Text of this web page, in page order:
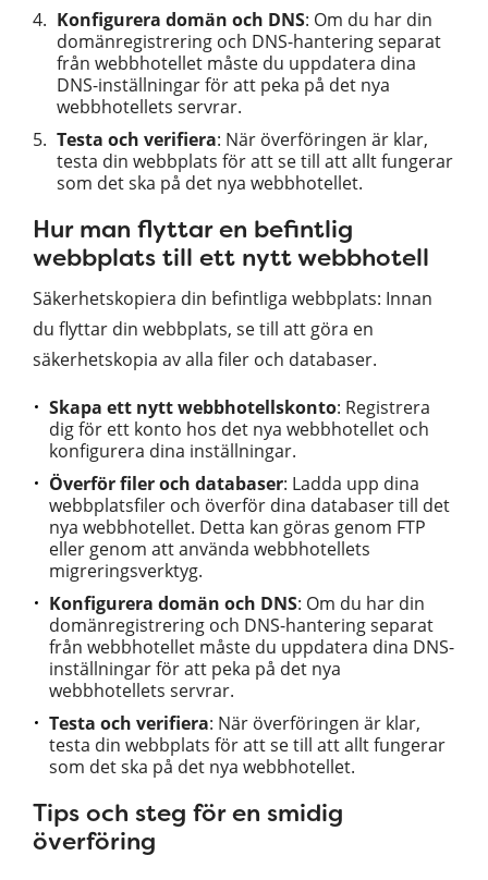
Konfigurera domän och DNS: Om du har din
domänregistrering och DNS-hantering separat
från webbhotellet måste du uppdatera dina
DNS-inställningar för att peka på det nya
webbhotellets servrar.
Testa och verifiera: När överföringen är klar,
testa din webbplats för att se till att allt fungerar
som det ska på det nya webbhotellet.
Hur man flyttar en befintlig
webbplats till ett nytt webbhotell
Säkerhetskopiera din befintliga webbplats: Innan
du flyttar din webbplats, se till att göra en
säkerhetskopia av alla filer och databaser.
Skapa ett nytt webbhotellskonto: Registrera
dig för ett konto hos det nya webbhotellet och
konfigurera dina inställningar.
Överför filer och databaser: Ladda upp dina
webbplatsfiler och överför dina databaser till det
nya webbhotellet. Detta kan göras genom FTP
eller genom att använda webbhotellets
migreringsverktyg.
Konfigurera domän och DNS: Om du har din
domänregistrering och DNS-hantering separat
från webbhotellet måste du uppdatera dina DNS-
inställningar för att peka på det nya
webbhotellets servrar.
Testa och verifiera: När överföringen är klar,
testa din webbplats för att se till att allt fungerar
som det ska på det nya webbhotellet.
Tips och steg för en smidig
överföring